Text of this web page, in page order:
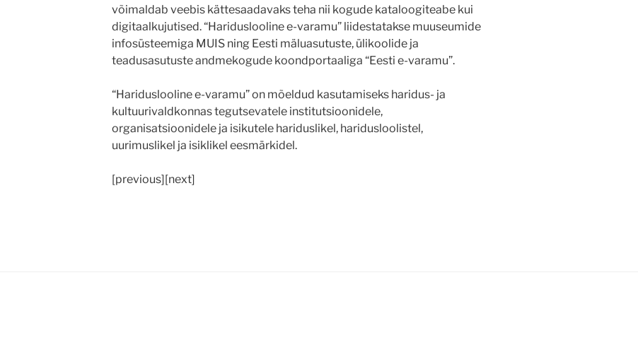
võimaldab veebis kättesaadavaks teha nii kogude kataloogiteabe kui
digitaalkujutised. “Hariduslooline e-varamu” liidestatakse muuseumide
infosüsteemiga MUIS ning Eesti mäluasutuste, ülikoolide ja
teadusasutuste andmekogude koondportaaliga “Eesti e-varamu”.
“Hariduslooline e-varamu” on mõeldud kasutamiseks haridus- ja
kultuurivaldkonnas tegutsevatele institutsioonidele,
organisatsioonidele ja isikutele hariduslikel, haridusloolistel,
uurimuslikel ja isiklikel eesmärkidel.
[previous][next]